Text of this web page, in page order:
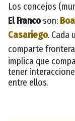
Los concejos
El Francoson:
Casariego. Cada
comparte
implica que
tener
entre ellos.